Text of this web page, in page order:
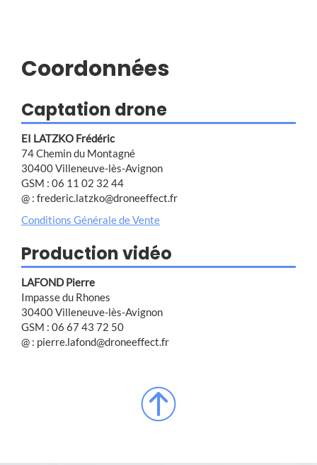
Coordonnées
Captation drone
EI LATZKO Frédéric
74 Chemin du Montagné
30400 Villeneuve-lès-Avignon
GSM : 06 11 02 32 44
@ : frederic.latzko@droneeffect.fr
Conditions Générale de Vente
Production vidéo
LAFOND Pierre
Impasse du Rhones
30400 Villeneuve-lès-Avignon
GSM : 06 67 43 72 50
@ : pierre.lafond@droneeffect.fr